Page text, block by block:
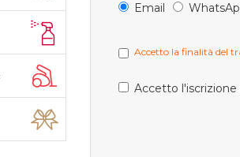
Email
Accetto la finalità del
Accetto